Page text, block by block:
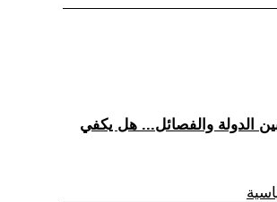
الدولة والفصائل... هل يكفي